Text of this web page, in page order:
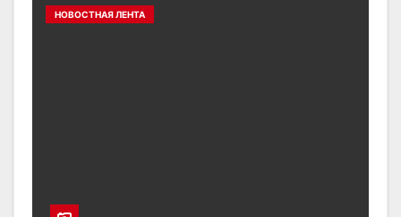
НОВОСТНАЯ ЛЕНТА